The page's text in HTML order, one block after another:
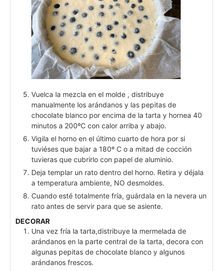
Vuelca la mezcla en el molde , distribuye
manualmente los arándanos y las pepitas de
chocolate blanco por encima de la tarta y hornea 40
minutos a 200ºC con calor arriba y abajo.
Vigila el horno en el último cuarto de hora por si
tuviéses que bajar a 180º C o a mitad de cocción
tuvieras que cubrirlo con papel de aluminio.
Deja templar un rato dentro del horno. Retira y déjala
a temperatura ambiente, NO desmoldes.
Cuando esté totalmente fría, guárdala en la nevera un
rato antes de servir para que se asiente.
DECORAR
Una vez fría la tarta,distribuye la mermelada de
arándanos en la parte central de la tarta, decora con
algunas pepitas de chocolate blanco y algunos
arándanos frescos.